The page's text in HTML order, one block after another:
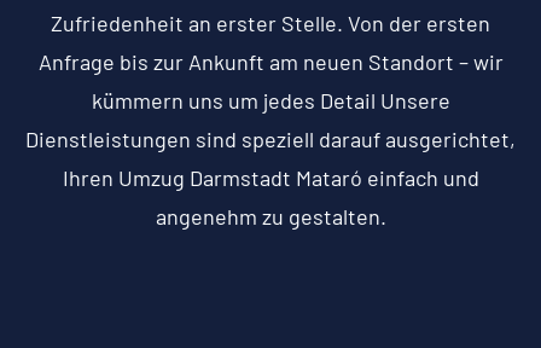
Zufriedenheit an erster Stelle. Von der ersten
Anfrage bis zur Ankunft am neuen Standort – wir
kümmern uns um jedes Detail Unsere
Dienstleistungen sind speziell darauf ausgerichtet,
Ihren Umzug Darmstadt Mataró einfach und
angenehm zu gestalten.